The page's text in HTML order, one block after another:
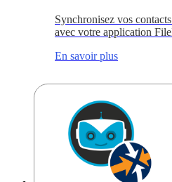
Synchronisez vos
avec votre application
En savoir plus